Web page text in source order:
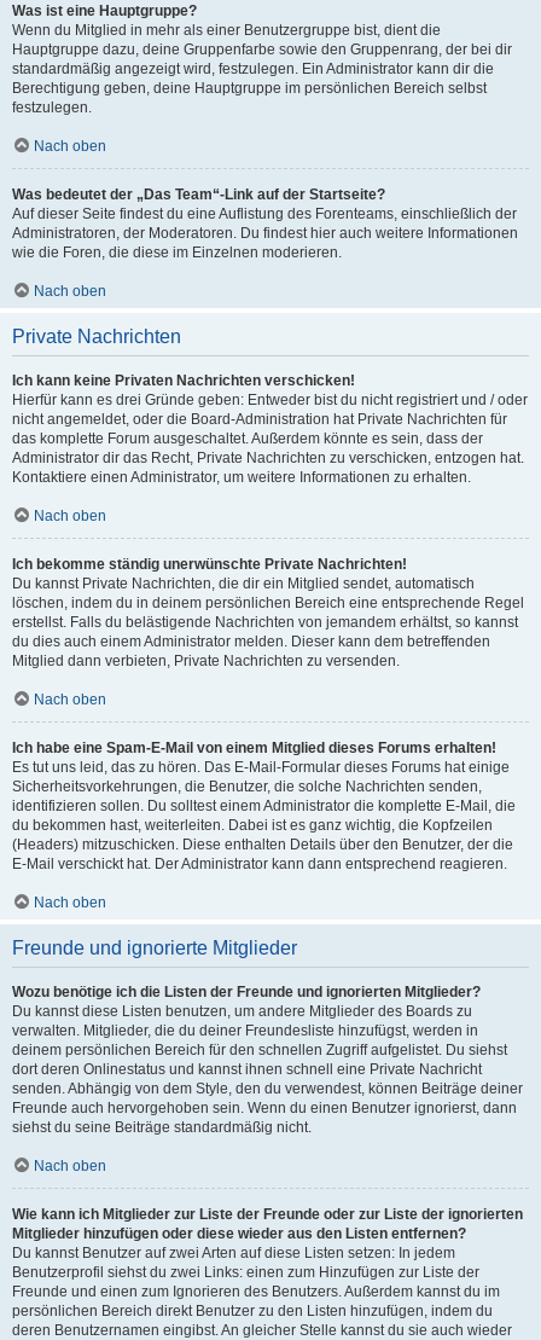
Was ist eine Hauptgruppe?
Wenn du Mitglied in mehr als einer Benutzergruppe bist, dient die
Hauptgruppe dazu, deine Gruppenfarbe sowie den Gruppenrang, der bei dir
standardmäßig angezeigt wird, festzulegen. Ein Administrator kann dir die
Berechtigung geben, deine Hauptgruppe im persönlichen Bereich selbst
festzulegen.
Nach oben
Was bedeutet der „Das Team“-Link auf der Startseite?
Auf dieser Seite findest du eine Auflistung des Forenteams, einschließlich der
Administratoren, der Moderatoren. Du findest hier auch weitere Informationen
wie die Foren, die diese im Einzelnen moderieren.
Nach oben
Private Nachrichten
Ich kann keine Privaten Nachrichten verschicken!
Hierfür kann es drei Gründe geben: Entweder bist du nicht registriert und / oder
nicht angemeldet, oder die Board-Administration hat Private Nachrichten für
das komplette Forum ausgeschaltet. Außerdem könnte es sein, dass der
Administrator dir das Recht, Private Nachrichten zu verschicken, entzogen hat.
Kontaktiere einen Administrator, um weitere Informationen zu erhalten.
Nach oben
Ich bekomme ständig unerwünschte Private Nachrichten!
Du kannst Private Nachrichten, die dir ein Mitglied sendet, automatisch
löschen, indem du in deinem persönlichen Bereich eine entsprechende Regel
erstellst. Falls du belästigende Nachrichten von jemandem erhältst, so kannst
du dies auch einem Administrator melden. Dieser kann dem betreffenden
Mitglied dann verbieten, Private Nachrichten zu versenden.
Nach oben
Ich habe eine Spam-E-Mail von einem Mitglied dieses Forums erhalten!
Es tut uns leid, das zu hören. Das E-Mail-Formular dieses Forums hat einige
Sicherheitsvorkehrungen, die Benutzer, die solche Nachrichten senden,
identifizieren sollen. Du solltest einem Administrator die komplette E-Mail, die
du bekommen hast, weiterleiten. Dabei ist es ganz wichtig, die Kopfzeilen
(Headers) mitzuschicken. Diese enthalten Details über den Benutzer, der die
E-Mail verschickt hat. Der Administrator kann dann entsprechend reagieren.
Nach oben
Freunde und ignorierte Mitglieder
Wozu benötige ich die Listen der Freunde und ignorierten Mitglieder?
Du kannst diese Listen benutzen, um andere Mitglieder des Boards zu
verwalten. Mitglieder, die du deiner Freundesliste hinzufügst, werden in
deinem persönlichen Bereich für den schnellen Zugriff aufgelistet. Du siehst
dort deren Onlinestatus und kannst ihnen schnell eine Private Nachricht
senden. Abhängig von dem Style, den du verwendest, können Beiträge deiner
Freunde auch hervorgehoben sein. Wenn du einen Benutzer ignorierst, dann
siehst du seine Beiträge standardmäßig nicht.
Nach oben
Wie kann ich Mitglieder zur Liste der Freunde oder zur Liste der ignorierten
Mitglieder hinzufügen oder diese wieder aus den Listen entfernen?
Du kannst Benutzer auf zwei Arten auf diese Listen setzen: In jedem
Benutzerprofil siehst du zwei Links: einen zum Hinzufügen zur Liste der
Freunde und einen zum Ignorieren des Benutzers. Außerdem kannst du im
persönlichen Bereich direkt Benutzer zu den Listen hinzufügen, indem du
deren Benutzernamen eingibst. An gleicher Stelle kannst du sie auch wieder